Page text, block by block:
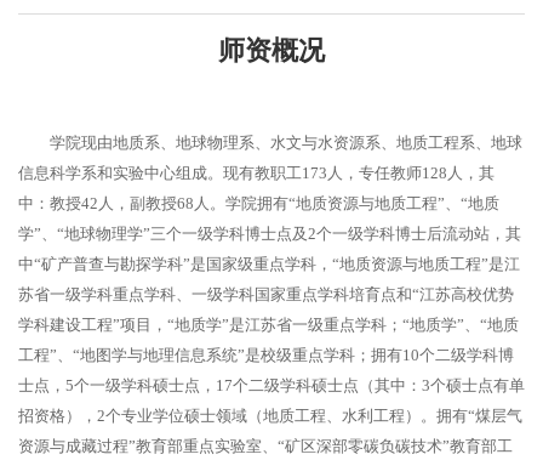
师资概况
学院现由地质系、地球物理系、水文与水资源系、地质工程系、地球
信息科学系和实验中心组成。现有教职工173人，专任教师128人，其
中：教授42人，副教授68人。学院拥有“地质资源与地质工程”、“地质
学”、“地球物理学”三个一级学科博士点及2个一级学科博士后流动站，其
中“矿产普查与勘探学科”是国家级重点学科，“地质资源与地质工程”是江
苏省一级学科重点学科、一级学科国家重点学科培育点和“江苏高校优势
学科建设工程”项目，“地质学”是江苏省一级重点学科；“地质学”、“地质
工程”、“地图学与地理信息系统”是校级重点学科；拥有10个二级学科博
士点，5个一级学科硕士点，17个二级学科硕士点（其中：3个硕士点有单
招资格），2个专业学位硕士领域（地质工程、水利工程）。拥有“煤层气
资源与成藏过程”教育部重点实验室、“矿区深部零碳负碳技术”教育部工